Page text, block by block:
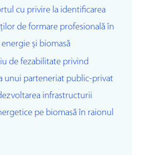
cu privire la identificarea
de formare profesională în
și biomasă
de fezabilitate privind
unui parteneriat public-privat
infrastructurii
pe biomasă în raionul